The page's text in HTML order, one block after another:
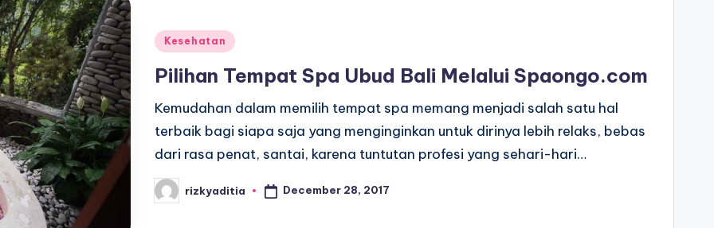
Posted
Kesehatan
Pilihan Tempat Spa Ubud Bali Melalui Spaongo.com
Kemudahan dalam memilih tempat spa memang menjadi salah satu hal
terbaik bagi siapa saja yang menginginkan untuk dirinya lebih relaks, bebas
dari rasa penat, santai, karena tuntutan profesi yang sehari-hari…
Posted
by
rizkyaditia December 28, 2017